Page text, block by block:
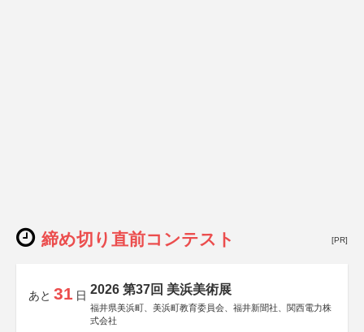
締め切り直前コンテスト [PR]
あと 31 日 2026 第37回 美浜美術展
福井県美浜町、美浜町教育委員会、福井新聞社、関西電力株
式会社